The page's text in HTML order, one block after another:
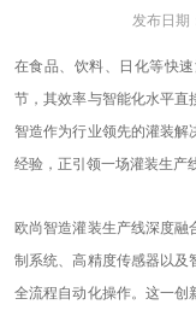
发布日
在食品、饮料、日化等快
节，其效率与智能化水平直
智造作为行业领先的灌装解
经验，正引领一场灌装生产
欧尚智造灌装生产线深度
制系统、高精度传感器以及
全流程自动化操作。这一创